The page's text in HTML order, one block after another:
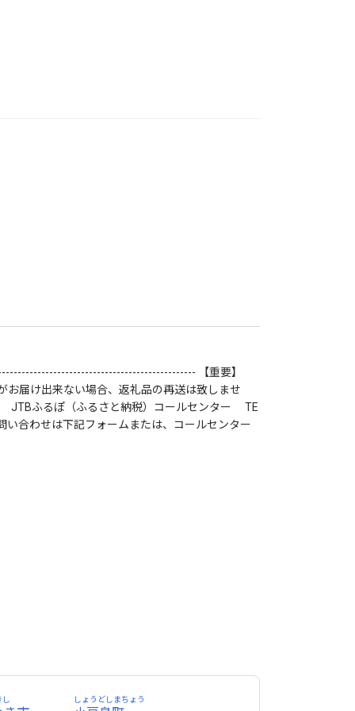
【重要】
届け出来ない場合、返礼品の再送は致しませ
JTBふるぽ（ふるさと納税）コールセンター TE
合わせは下記フォームまたは、コールセンター
し しょうどしまちょう